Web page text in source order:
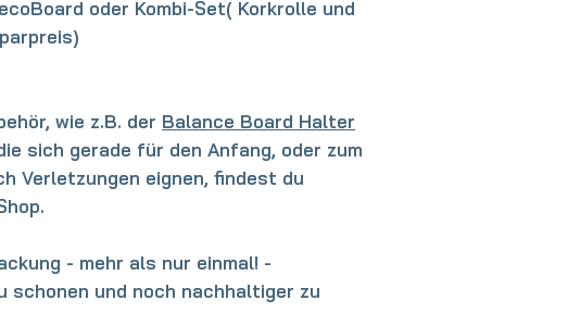
oder Kombi-Set( Korkrolle und
wie z.B. der Balance Board Halter
sich gerade für den Anfang, oder zum
Verletzungen eignen, findest du
- mehr als nur einmal! -
schonen und noch nachhaltiger zu